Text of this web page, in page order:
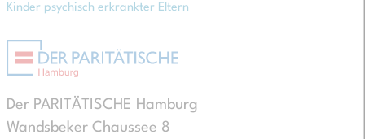
Kinder psychisch erkrankter Eltern
Der PARITÄTISCHE Hamburg
Wandsbeker Chaussee 8